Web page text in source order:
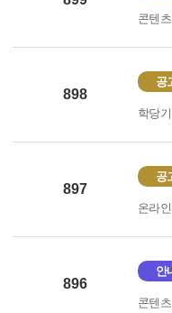
콘텐
898
공
학당
897
공
온라
896
안
콘텐